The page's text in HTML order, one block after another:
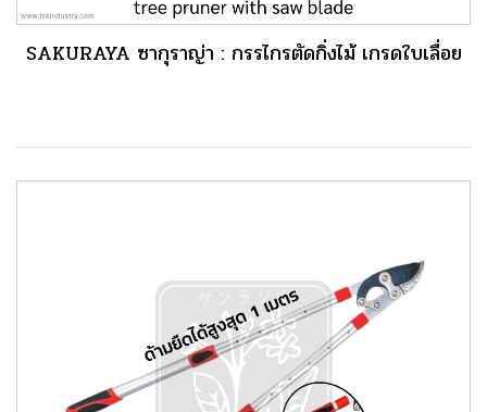
SAKURAYA ซากุราญ่า : กรรไกรตัดกิ่งไม้ เกรดใบเลื่อย